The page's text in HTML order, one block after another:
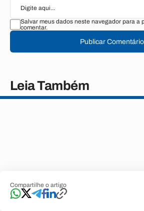
Compartilhe o artigo
Salvar meus dados neste navegador para a
comentar.
Publicar Comentário
Leia Também